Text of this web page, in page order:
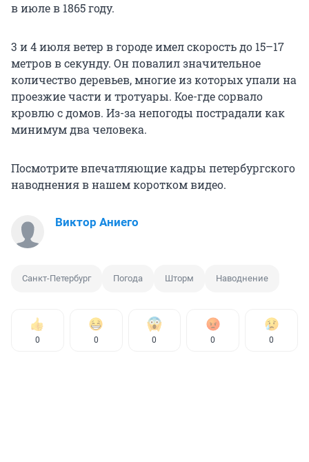
в июле в 1865 году.
3 и 4 июля ветер в городе имел скорость до 15–17
метров в секунду. Он повалил значительное
количество деревьев, многие из которых упали на
проезжие части и тротуары. Кое-где сорвало
кровлю с домов. Из-за непогоды пострадали как
минимум два человека.
Посмотрите впечатляющие кадры петербургского
наводнения в нашем коротком видео.
Виктор Аниего
Санкт-Петербург Погода Шторм Наводнение
0 0 0 0 0